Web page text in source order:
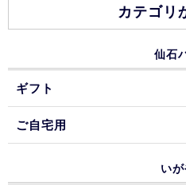
カテゴリ
仙石
ギフト
ご自宅用
い